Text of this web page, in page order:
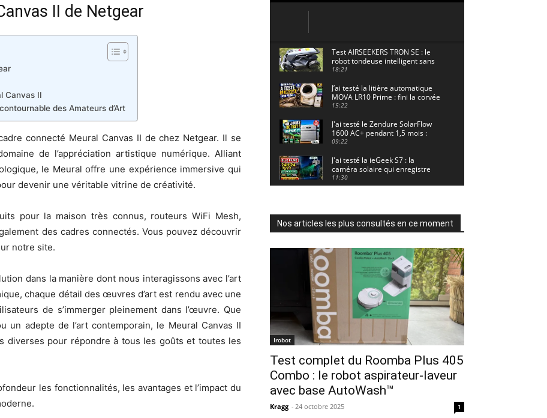
II de Netgear
Canvas II
des Amateurs d’Art
connecté Meural Canvas II de chez Netgear. Il se
de l’appréciation artistique numérique. Alliant
le Meural offre une expérience immersive qui
devenir une véritable vitrine de créativité.
pour la maison très connus, routeurs WiFi Mesh,
des cadres connectés. Vous pouvez découvrir
notre site.
dans la manière dont nous interagissons avec l’art
chaque détail des œuvres d’art est rendu avec une
de s’immerger pleinement dans l’œuvre. Que
un adepte de l’art contemporain, le Meural Canvas II
diverses pour répondre à tous les goûts et toutes les
les fonctionnalités, les avantages et l’impact du
Test AIRSEEKERS TRON SE : le
robot tondeuse intelligent sans
câble pour 1500 m² !
18:21
J’ai testé la litière automatique
MOVA LR10 Prime : fini la corvée
? 🐱
15:22
J'ai testé le Zendure SolarFlow
1600 AC+ pendant 1,5 mois :
voici les résultats ! ☀️🔋
09:22
J'ai testé la ieGeek S7 : la
caméra solaire qui enregistre
24/7 grâce à l'AOV ! ☀️📹
11:30
18/07/2026
02:33
Guirlande Guinguette Solaire
puissance en extérieur ? Test
complet
04:38
Aiper Scuba V3 : le meilleur
robot de piscine sans fil ? Mon
test complet !
UGREEN NASync DXP4800 Pro :
le NAS qui va faire trembler
Synology et QNAP ?! (Test
🏆 Sunseeker S4 : le robot
cartographie votre jardin tout
seul.
09:48
DJI Power 1000 Mini : j'ai testé
cette station d'énergie
compacte… elle m'a bluffé !
11:56
Nos articles les plus consultés en ce moment
Irobot
Test complet du Roomba Plus 405
Combo : le robot aspirateur-laveur
avec base AutoWash™
Kragg - 24 octobre 2025 1